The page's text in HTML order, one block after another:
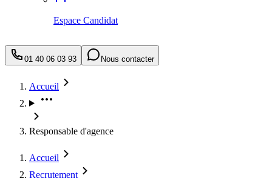
Espace Candidat
01 40 06 03 93 Nous contacter
Accueil
Responsable d'agence
Accueil
Recrutement